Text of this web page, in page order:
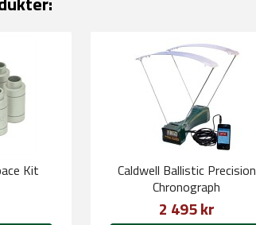
Kit
Caldwell Ballistic Precision
Chronograph
2 495 kr